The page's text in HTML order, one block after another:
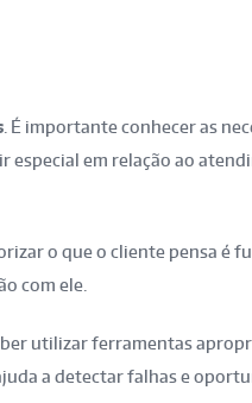
. É importante conhecer as
especial em relação ao
o que o cliente pensa é
com ele.
utilizar ferramentas
a detectar falhas e